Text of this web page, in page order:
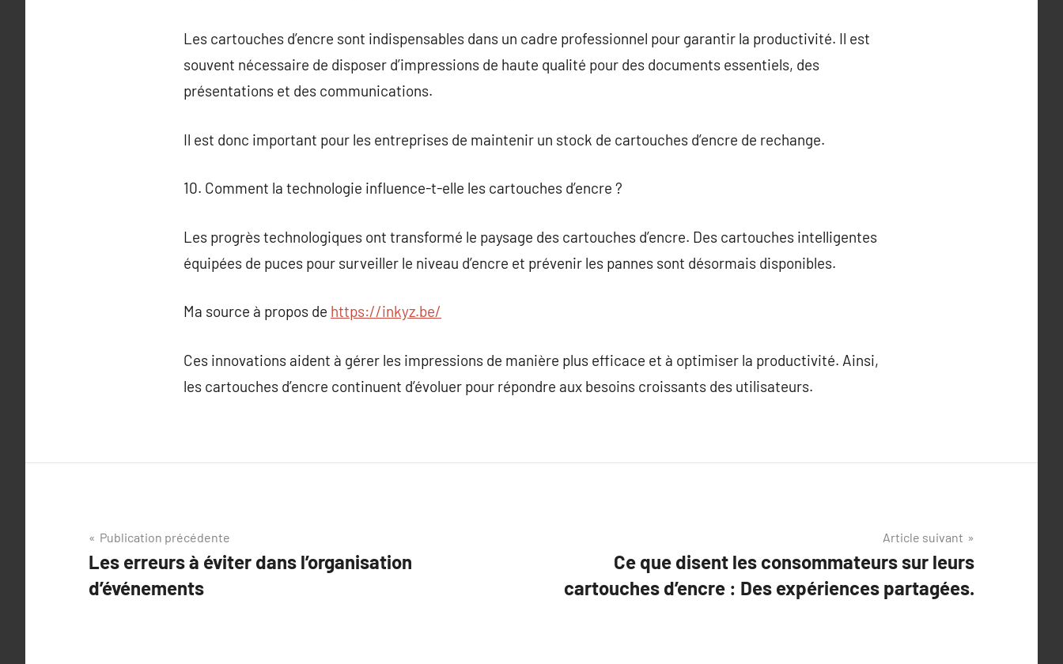
Les cartouches d’encre sont indispensables dans un cadre professionnel pour garantir la productivité. Il est
souvent nécessaire de disposer d’impressions de haute qualité pour des documents essentiels, des
présentations et des communications.
Il est donc important pour les entreprises de maintenir un stock de cartouches d’encre de rechange.
10. Comment la technologie influence-t-elle les cartouches d’encre ?
Les progrès technologiques ont transformé le paysage des cartouches d’encre. Des cartouches intelligentes
équipées de puces pour surveiller le niveau d’encre et prévenir les pannes sont désormais disponibles.
Ma source à propos de https://inkyz.be/
Ces innovations aident à gérer les impressions de manière plus efficace et à optimiser la productivité. Ainsi,
les cartouches d’encre continuent d’évoluer pour répondre aux besoins croissants des utilisateurs.
Navigation
de
l’article
Publication précédente
Les erreurs à éviter dans l’organisation
d’événements
Article suivant
Ce que disent les consommateurs sur leurs
cartouches d’encre : Des expériences partagées.